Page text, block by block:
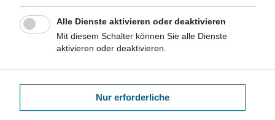
Alle Dienste aktivieren oder deaktivieren
Mit diesem Schalter können Sie alle Dienste
aktivieren oder deaktivieren.
Nur erforderliche